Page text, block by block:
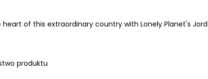
of this extraordinary country with Lonely Planet's
produktu